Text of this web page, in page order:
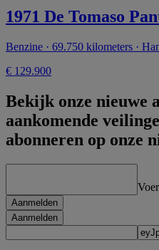
1971 De Tomaso
Benzine · 69.750 kilometers ·
€ 129.900
Bekijk onze nieuwe
aankomende
abonneren op onze
Aanmelden
Aanmelden